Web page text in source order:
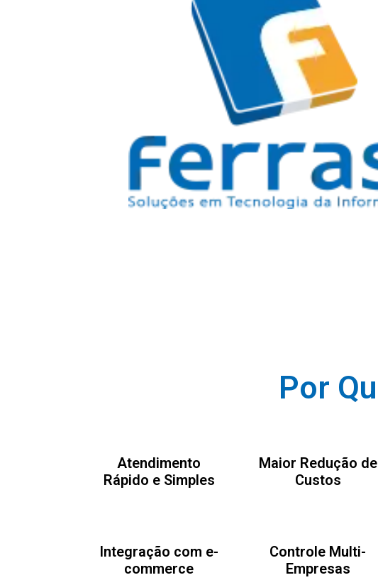
Por
Atendimento
Rápido e Simples
Maior Redução de
Custos
Integração com e-
commerce
Controle Multi-
Empresas